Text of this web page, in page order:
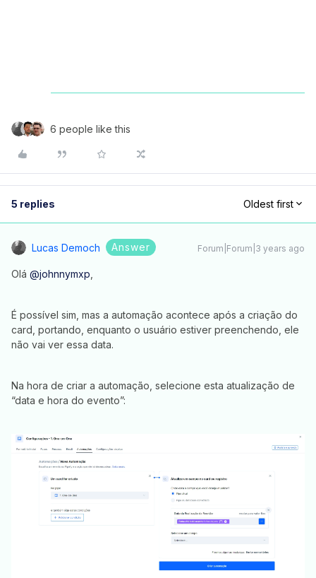
6 people like this
5 replies Oldest first
Lucas Democh Answer Forum|Forum|3 years ago
Olá @johnnymxp
É possível sim, mas a automação acontece após a criação do
card, portando, enquanto o usuário estiver preenchendo, ele
não vai ver essa data.
Na hora de criar a automação, selecione esta atualização de
“data e hora do evento”: